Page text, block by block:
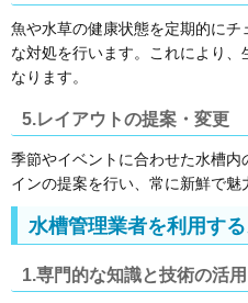
魚や水草の健康状態を定期的に
な対処を行います。これにより
なります。
5.レイアウトの提案・変更
季節やイベントに合わせた水槽
インの提案を行い、常に新鮮で魅
水槽管理業者を利用す
1.専門的な知識と技術の活用